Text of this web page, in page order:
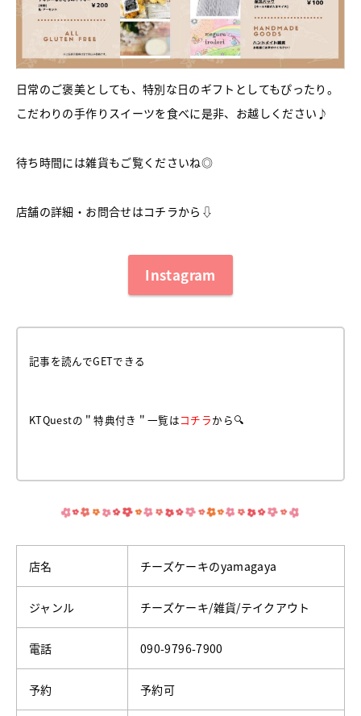
日常のご褒美としても、特別な日のギフトとしてもぴったり。
こだわりの手作りスイーツを食べに是非、お越しください♪
待ち時間には雑貨もご覧くださいね◎
店舗の詳細・お問合せはコチラから⇩
Instagram
記事を読んでGETできる
KTQuestの＂特典付き＂一覧はコチラから🔍
店名 チーズケーキのyamagaya
ジャンル チーズケーキ/雑貨/テイクアウト
電話 090-9796-7900
予約 予約可